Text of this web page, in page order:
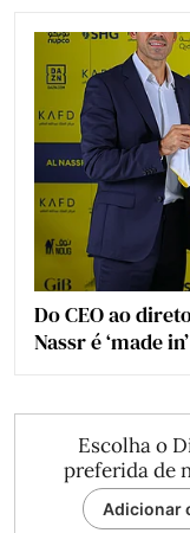
Do CEO ao
Nassr é ‘made
Escolha o
preferida de
Adicionar